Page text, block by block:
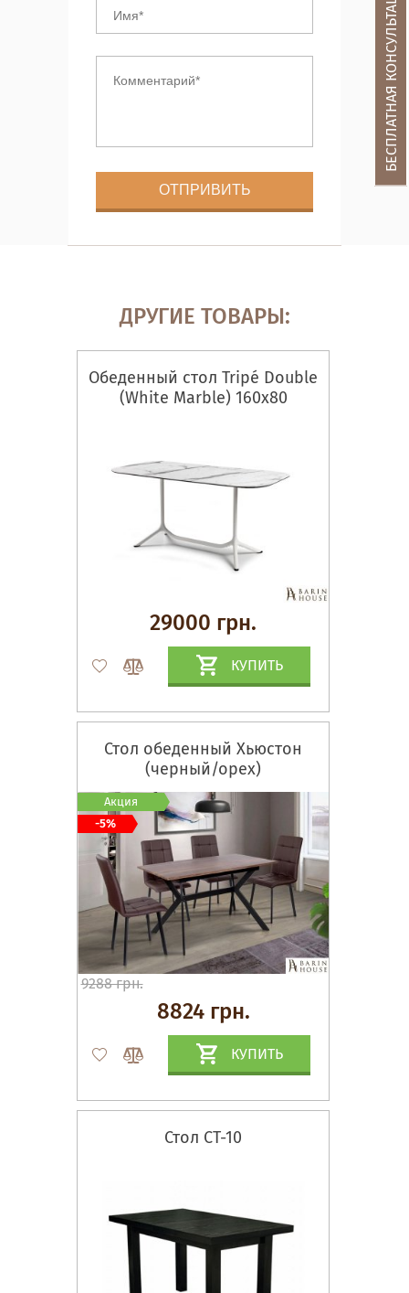
ДРУГИЕ ТОВАРЫ:
Обеденный стол Tripé Double
(White Marble) 160х80
29000 грн.
КУПИТЬ
Стол обеденный Хьюстон
(черный/орех)
9288 грн.
8824 грн.
КУПИТЬ
Акция
-5%
Стол СТ-10
БЕСПЛАТНАЯ КОНСУЛЬТАЦИЯ